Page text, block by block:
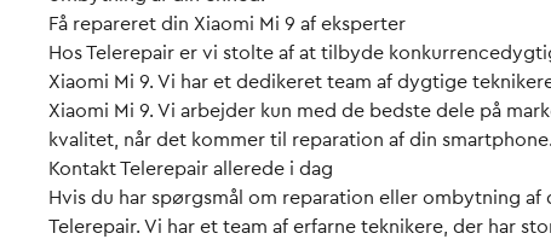
Få repareret din Xiaomi Mi 9 af eksperter
Hos Telerepair er vi stolte af at tilbyde
Xiaomi Mi 9. Vi har et dedikeret team af dygtige
Xiaomi Mi 9. Vi arbejder kun med de bedste dele på
kvalitet, når det kommer til reparation af din smartphone.
Kontakt Telerepair allerede i dag
Hvis du har spørgsmål om reparation eller ombytning af
Telerepair. Vi har et team af erfarne teknikere, der har